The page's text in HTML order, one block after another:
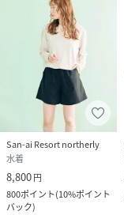
San-ai Resort northerly
水着
8,800円
800ポイント(10%ポイント
バック)